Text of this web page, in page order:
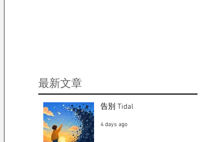
​最新文章
告別 Tidal
4 days ago